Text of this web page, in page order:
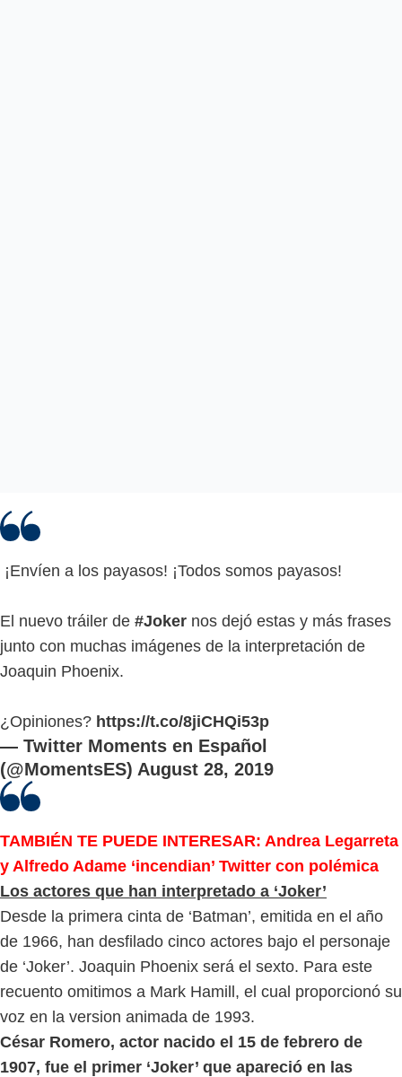
¡Envíen a los payasos! ¡Todos somos payasos!
El nuevo tráiler de #Joker nos dejó estas y más frases
junto con muchas imágenes de la interpretación de
Joaquin Phoenix.
¿Opiniones? https://t.co/8jiCHQi53p
— Twitter Moments en Español
(@MomentsES) August 28, 2019
TAMBIÉN TE PUEDE INTERESAR: Andrea Legarreta
y Alfredo Adame ‘incendian’ Twitter con polémica
Los actores que han interpretado a ‘Joker’
Desde la primera cinta de ‘Batman’, emitida en el año
de 1966, han desfilado cinco actores bajo el personaje
de ‘Joker’. Joaquin Phoenix será el sexto. Para este
recuento omitimos a Mark Hamill, el cual proporcionó su
voz en la version animada de 1993.
César Romero, actor nacido el 15 de febrero de
1907, fue el primer ‘Joker’ que apareció en las